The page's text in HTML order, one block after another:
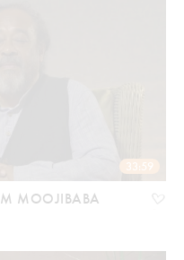
33:59
MOOJIBABA